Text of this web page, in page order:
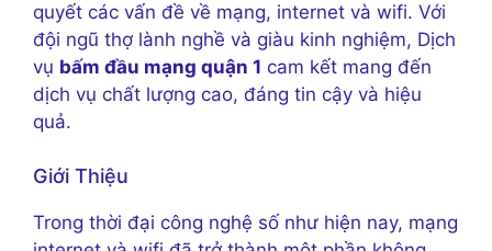
quyết các vấn đề về mạng, internet và wifi. Với
đội ngũ thợ lành nghề và giàu kinh nghiệm, Dịch
vụ bấm đầu mạng quận 1 cam kết mang đến
dịch vụ chất lượng cao, đáng tin cậy và hiệu
quả.
Giới Thiệu
Trong thời đại công nghệ số như hiện nay, mạng